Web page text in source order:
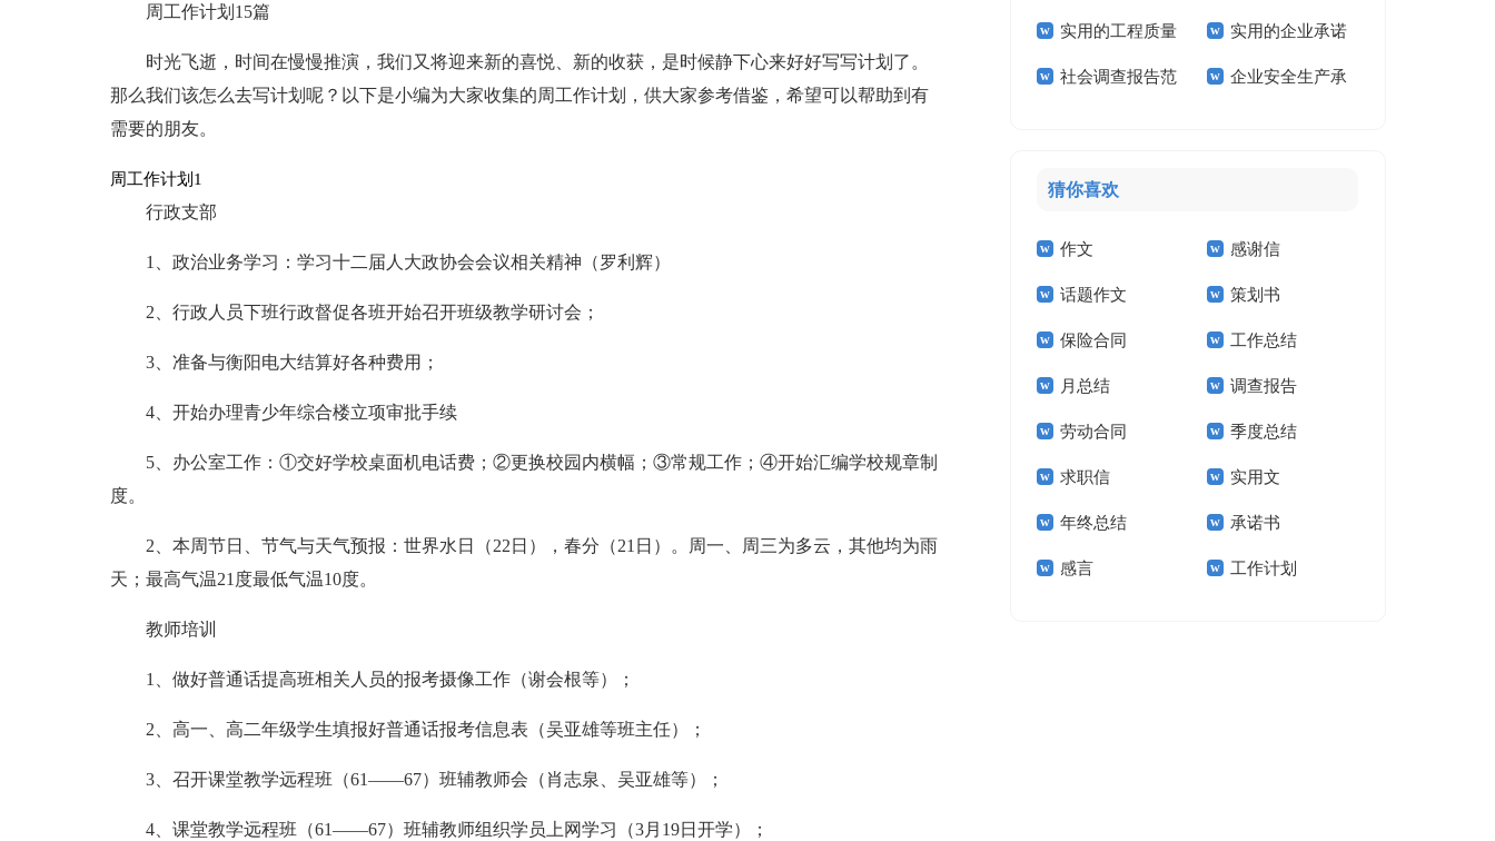
周工作计划15篇
时光飞逝，时间在慢慢推演，我们又将迎来新的喜悦、新的收获，是时候静下心来好好写写计划了。
那么我们该怎么去写计划呢？以下是小编为大家收集的周工作计划，供大家参考借鉴，希望可以帮助到有
需要的朋友。
周工作计划1
行政支部
1、政治业务学习：学习十二届人大政协会会议相关精神（罗利辉）
2、行政人员下班行政督促各班开始召开班级教学研讨会；
3、准备与衡阳电大结算好各种费用；
4、开始办理青少年综合楼立项审批手续
5、办公室工作：①交好学校桌面机电话费；②更换校园内横幅；③常规工作；④开始汇编学校规章制
度。
2、本周节日、节气与天气预报：世界水日（22日），春分（21日）。周一、周三为多云，其他均为雨
天；最高气温21度最低气温10度。
教师培训
1、做好普通话提高班相关人员的报考摄像工作（谢会根等）；
2、高一、高二年级学生填报好普通话报考信息表（吴亚雄等班主任）；
3、召开课堂教学远程班（61——67）班辅教师会（肖志泉、吴亚雄等）；
4、课堂教学远程班（61——67）班辅教师组织学员上网学习（3月19日开学）；
书集合十篇 合15篇)
实用的工程质量
承诺书集合五篇
实用的企业承诺
书范文汇编7篇
社会调查报告范 企业安全生产承
猜你喜欢
作文 感谢信
话题作文 策划书
保险合同 工作总结
月总结 调查报告
劳动合同 季度总结
求职信 实用文
年终总结 承诺书
感言 工作计划